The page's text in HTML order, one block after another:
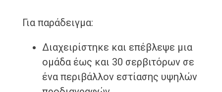
Για παράδειγμα:
Διαχειρίστηκε και επέβλεψε μια
ομάδα έως και 30 σερβιτόρων σε
ένα περιβάλλον εστίασης υψηλών